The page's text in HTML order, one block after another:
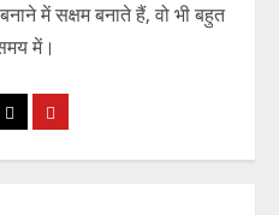
में सक्षम बनाते हैं, वो भी बहुत
में।